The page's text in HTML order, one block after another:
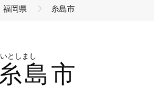
福岡県 糸島市
糸島市
いとしまし